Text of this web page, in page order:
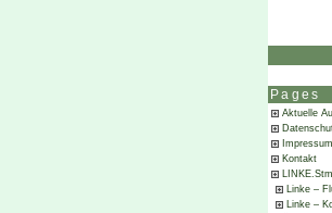
Pages
Aktuelle
Kontakt
Linke –
Linke –